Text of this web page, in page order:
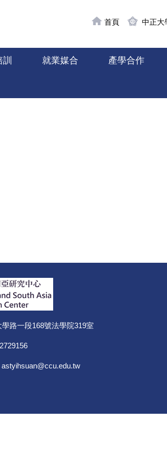
就業媒合 產學合作
首頁 中正大
路一段168號法學院319室
astyihsuan@ccu.edu.tw